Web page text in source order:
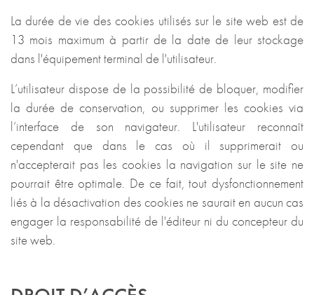
La durée de vie des cookies utilisés sur le site web est de
13 mois maximum à partir de la date de leur stockage
dans l'équipement terminal de l'utilisateur.
L’utilisateur dispose de la possibilité de bloquer, modifier
la durée de conservation, ou supprimer les cookies via
l’interface de son navigateur. L'utilisateur reconnaît
cependant que dans le cas où il supprimerait ou
n'accepterait pas les cookies la navigation sur le site ne
pourrait être optimale. De ce fait, tout dysfonctionnement
liés à la désactivation des cookies ne saurait en aucun cas
engager la responsabilité de l'éditeur ni du concepteur du
site web.